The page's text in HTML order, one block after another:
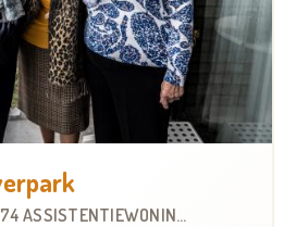
74 ASSISTENTIEWONINGEN